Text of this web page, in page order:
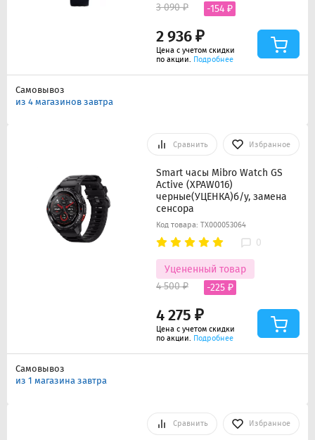
2 936 ₽
3 090 ₽ -154 ₽
Цена с учетом скидки
по акции. Подробнее
Самовывоз
из 4 магазинов завтра
Сравнить Избранное
Smart часы Mibro Watch GS
Active (XPAW016)
черные(УЦЕНКА)б/у, замена
сенсора
Код товара: ТХ000053064
0
Уцененный товар
4 275 ₽
4 500 ₽ -225 ₽
Цена с учетом скидки
по акции. Подробнее
Самовывоз
из 1 магазина завтра
Сравнить Избранное